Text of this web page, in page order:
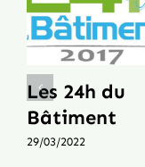
Les 24h du
Bâtiment
29/03/2022